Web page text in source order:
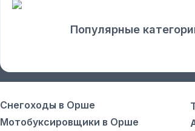
Снегоходы в Орше
Мотобуксировщики в Орше
Популярные